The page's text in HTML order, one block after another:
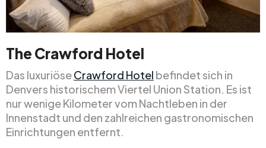
The Crawford Hotel
Das luxuriöseCrawford Hotel befindet sich in
Denvers historischem Viertel Union Station. Es ist
nur wenige Kilometer vom Nachtleben in der
Innenstadt und den zahlreichen gastronomischen
Einrichtungen entfernt.